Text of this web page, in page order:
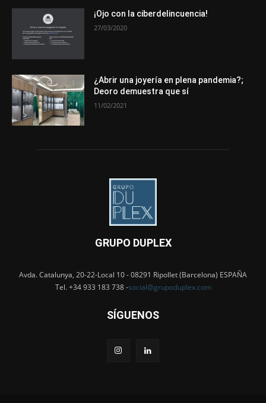
¡Ojo con la ciberdelincuencia!
27/03/2020
¿Abrir una joyería en plena pandemia?;
Deoro demuestra que sí
11/02/2021
GRUPO DUPLEX
Avda. Catalunya, 20-22-Local 10 - 08291 Ripollet (Barcelona) ESPAÑA
Tel. +34 933 183 738 -social@grupoduplex.com
SÍGUENOS